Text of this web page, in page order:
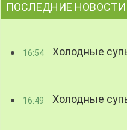
ПОСЛЕДНИЕ НОВОСТИ
16:54 Холодные
16:49 Холодные